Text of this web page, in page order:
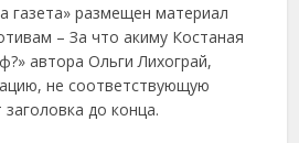
газета» размещен материал
– За что акиму Костаная
автора Ольги Лихограй,
не соответствующую
до конца.